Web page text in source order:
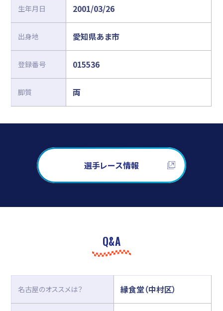
生年月日 2001/03/26
出身地 愛知県あま市
登録番号 015536
脚質 両
選手レース情報
Q&A
名古屋のオススメは？ 縁食堂（中村区）